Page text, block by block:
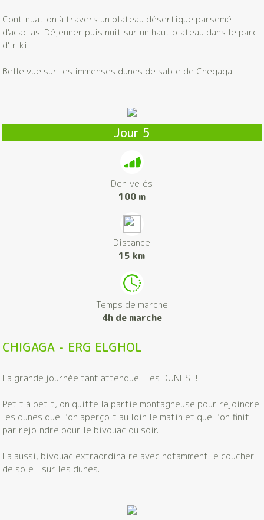
Continuation à travers un plateau désertique parsemé
d'acacias. Déjeuner puis nuit sur un haut plateau dans le parc
d'Iriki.
Belle vue sur les immenses dunes de sable de Chegaga
Jour 5
Denivelés
100 m
Distance
15 km
Temps de marche
4h de marche
CHIGAGA - ERG ELGHOL
La grande journée tant attendue : les DUNES !!
Petit à petit, on quitte la partie montagneuse pour rejoindre
les dunes que l’on aperçoit au loin le matin et que l’on finit
par rejoindre pour le bivouac du soir.
La aussi, bivouac extraordinaire avec notamment le coucher
de soleil sur les dunes.